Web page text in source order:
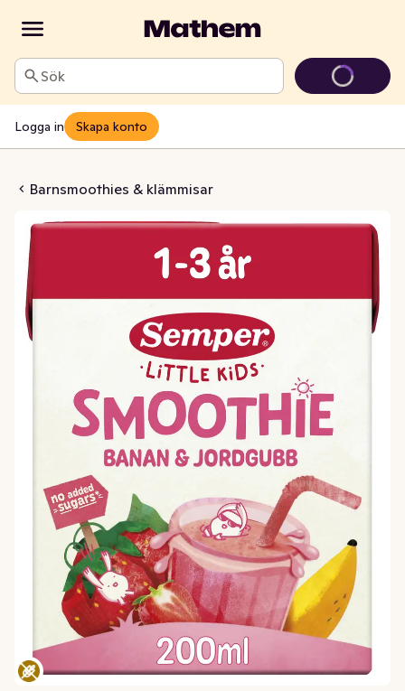
Sök
Logga in Skapa konto
Barnsmoothies & klämmisar
Jordgubb 12M